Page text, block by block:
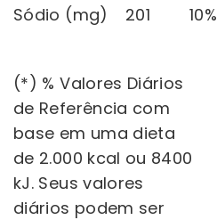
Sódio (mg) 201 10%
(*) % Valores Diários
de Referência com
base em uma dieta
de 2.000 kcal ou 8400
kJ. Seus valores
diários podem ser